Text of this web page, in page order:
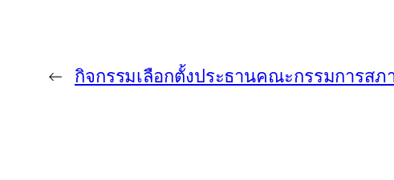
← กิจกรรมเลือกตั้งประธานคณะกรรมการสภ